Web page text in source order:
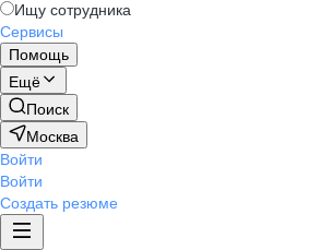
Ищу сотрудника
Сервисы
Помощь
Ещё
Поиск
Москва
Войти
Войти
Создать резюме